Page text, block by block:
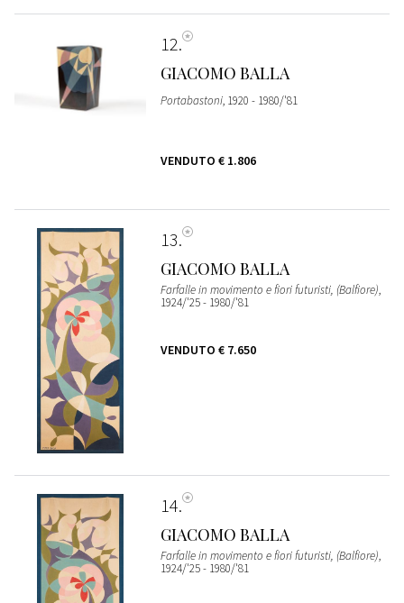
12
GIACOMO BALLA
Portabastoni, 1920 - 1980/'81
VENDUTO € 1.806
13
GIACOMO BALLA
Farfalle in movimento e fiori futuristi, (Balfiore),
1924/'25 - 1980/'81
VENDUTO € 7.650
14
GIACOMO BALLA
Farfalle in movimento e fiori futuristi, (Balfiore),
1924/'25 - 1980/'81